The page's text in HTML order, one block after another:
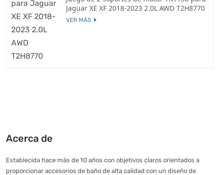
Jaguar XE XF 2018-2023 2.0L AWD T2H8770
VER MÁS
Acerca de
Establecida hace más de 10 años con objetivos claros orientados a
proporcionar accesorios de baño de alta calidad con un diseño de